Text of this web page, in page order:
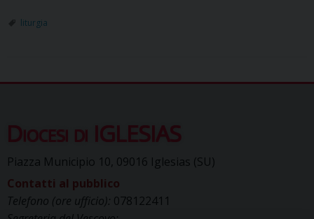
liturgia
Diocesi di IGLESIAS
Piazza Municipio 10, 09016 Iglesias (SU)
Contatti al pubblico
Telefono (ore ufficio): 078122411